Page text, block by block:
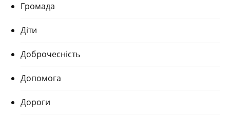
Громада
Діти
Доброчесність
Допомога
Дороги